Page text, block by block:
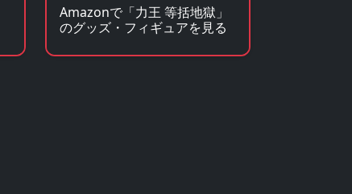
Amazonで「力王 等括地獄」
のグッズ・フィギュアを見る